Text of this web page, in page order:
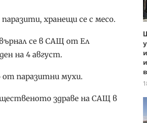
хранещи се с месо.
се в САЩ от Ел
на 4 август.
от паразитни мухи.
здраве на САЩ в